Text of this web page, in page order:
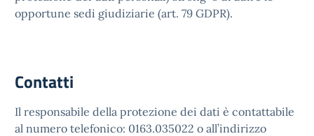
opportune sedi giudiziarie (art. 79 GDPR).
Contatti
Il responsabile della protezione dei dati è contattabile
al numero telefonico: 0163.035022 o all’indirizzo